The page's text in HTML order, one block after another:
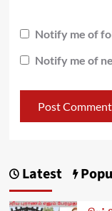
Notify me of
Notify me of
Latest